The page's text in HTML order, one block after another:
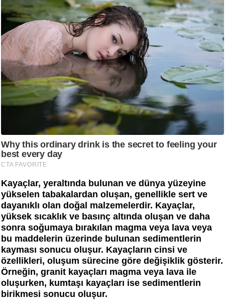
Kayaçlar, yeraltında bulunan ve dünya yüzeyine
yükselen tabakalardan oluşan, genellikle sert ve
dayanıklı olan doğal malzemelerdir. Kayaçlar,
yüksek sıcaklık ve basınç altında oluşan ve daha
sonra soğumaya bırakılan magma veya lava veya
bu maddelerin üzerinde bulunan sedimentlerin
kayması sonucu oluşur. Kayaçların cinsi ve
özellikleri, oluşum sürecine göre değişiklik gösterir.
Örneğin, granit kayaçları magma veya lava ile
oluşurken, kumtaşı kayaçları ise sedimentlerin
birikmesi sonucu oluşur.